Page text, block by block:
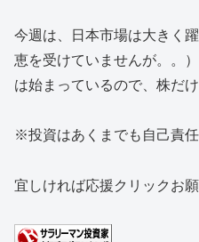
今週は、日本市場は大きく
恵を受けていませんが。。
は始まっているので、株だ
※投資はあくまでも自己責任
宜しければ応援クリックお願